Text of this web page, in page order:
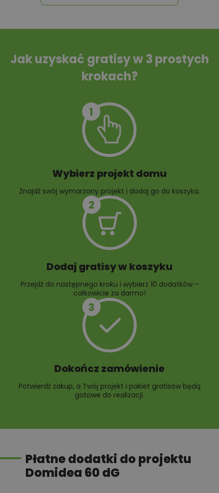
Tablica informacyjna
Przydomowa
10 projektów małej
10 projektów rabat
Jak uzyskać gratisy w 3 prostych
krokach?
Wybierz projekt domu
Znajdź swój wymarzony projekt i dodaj go do koszyka.
Dodaj gratisy w koszyku
Przejdź do następnego kroku i wybierz 10 dodatków –
całkowicie za darmo!
Dokończ zamówienie
Potwierdź zakup, a Twój projekt i pakiet gratisów będą
gotowe do realizacji.
Płatne dodatki do projektu
Domidea 60 dG